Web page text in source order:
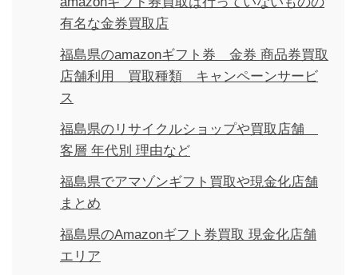
有名な金券買取店
福島県のamazonギフト券 金券 商品券買取
店舗利用 買取種類 キャンペーンサービ
ス
福島県のリサイクルショップや買取店舗
客層 年代別 理由など
福島県でアマゾンギフト買取や現金化店舗
まとめ
福島県のAmazonギフト券買取 現金化店舗
エリア